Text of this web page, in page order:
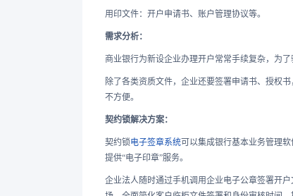
用印文件：开户申请书、账户管理协议等。
需求分析：
商业银行为新设企业办理开户常常手续复杂，为
除了各类资质文件，企业还要签署申请书、授权
不方便。
契约锁解决方案：
契约锁电子签章系统可以集成银行基本业务管理
提供“电子印章”服务。
企业法人随时通过手机调用企业电子公章签署开